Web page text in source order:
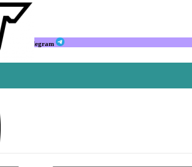
Мы в Telegram